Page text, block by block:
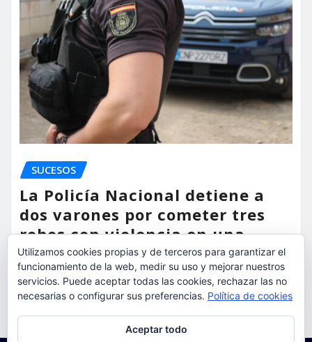
SUCESOS
La Policía Nacional detiene a
dos varones por cometer tres
robos con violencia en una
misma mañana
torrent al dia Ago 7, 2026
Utilizamos cookies propias y de terceros para garantizar el
funcionamiento de la web, medir su uso y mejorar nuestros
servicios. Puede aceptar todas las cookies, rechazar las no
necesarias o configurar sus preferencias. Política de cookies
Aceptar todo